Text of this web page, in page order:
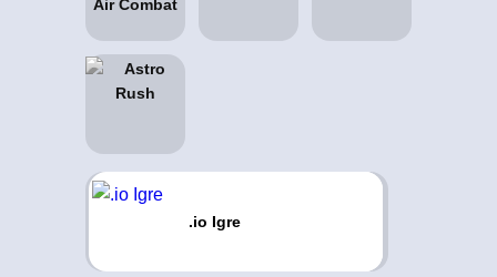
.io Igre